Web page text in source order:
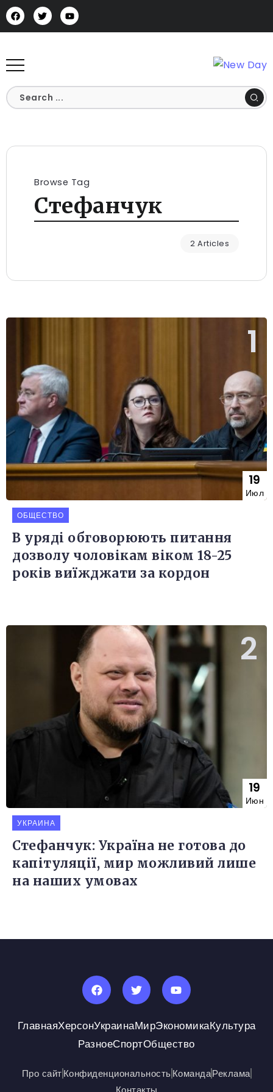
Browse Tag
Стефанчук
2 Articles
19
Июл
ОБЩЕСТВО
В уряді обговорюють питання
дозволу чоловікам віком 18-25
років виїжджати за кордон
19
Июн
УКРАИНА
Стефанчук: Україна не готова до
капітуляції, мир можливий лише
на наших умовах
ГлавнаяХерсонУкраинаМирЭкономикаКультура
РазноеСпортОбщество
Про сайтКонфиденциональностьКомандаРеклама